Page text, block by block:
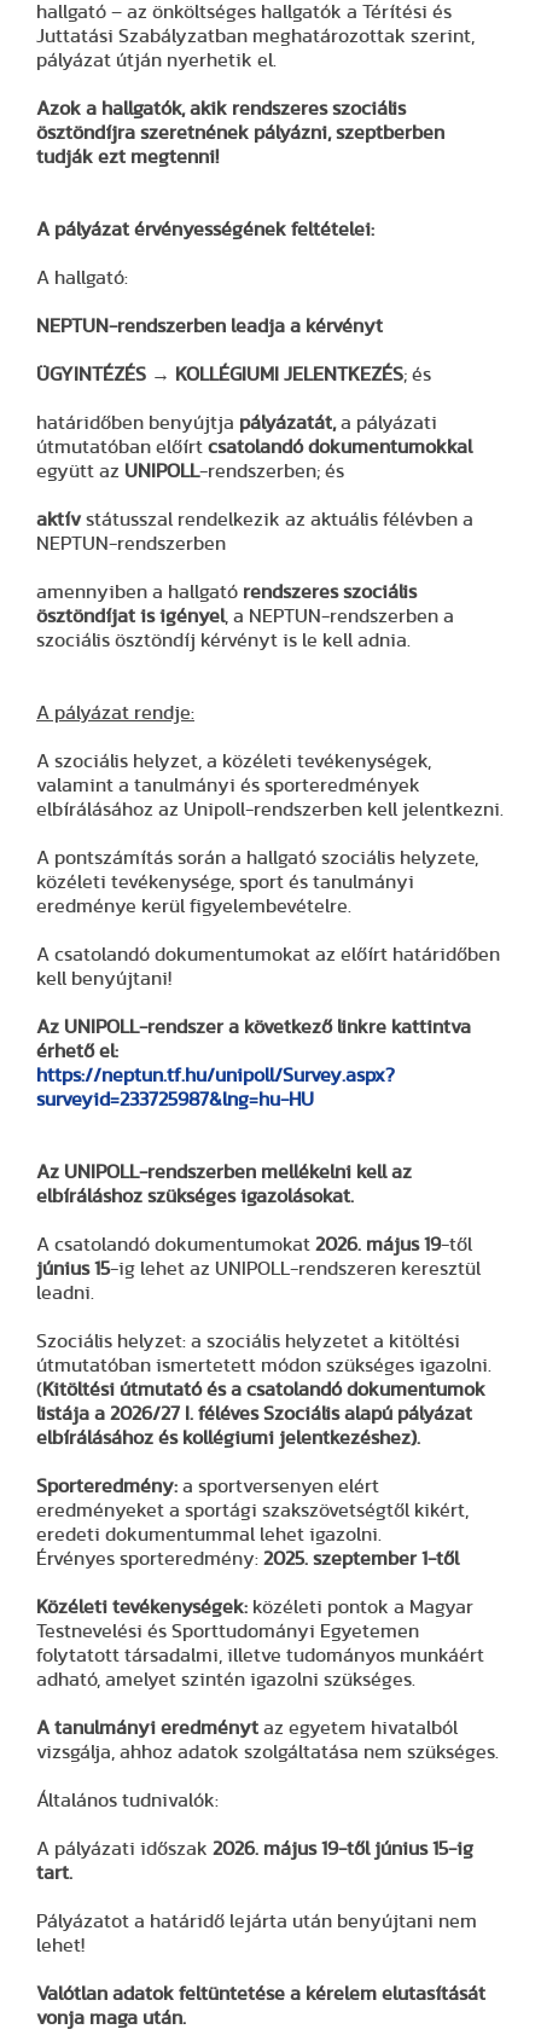
hallgató – az önköltséges hallgatók a Térítési és
Juttatási Szabályzatban meghatározottak szerint,
pályázat útján nyerhetik el.
Azok a hallgatók, akik rendszeres szociális
ösztöndíjra szeretnének pályázni, szeptberben
tudják ezt megtenni!
A pályázat érvényességének feltételei:
A hallgató:
NEPTUN-rendszerben leadja a kérvényt
ÜGYINTÉZÉS → KOLLÉGIUMI JELENTKEZÉS; és
határidőben benyújtja pályázatát,a pályázati
útmutatóban előírt csatolandó dokumentumokkal
együtt az UNIPOLL-rendszerben; és
aktívstátusszal rendelkezik az aktuális félévben a
NEPTUN-rendszerben
amennyiben a hallgató rendszeres szociális
ösztöndíjat is igényel, a NEPTUN-rendszerben a
szociális ösztöndíj kérvényt is le kell adnia.
A pályázat rendje:
A szociális helyzet, a közéleti tevékenységek,
valamint a tanulmányi és sporteredmények
elbírálásához az Unipoll-rendszerben kell jelentkezni.
A pontszámítás során a hallgató szociális helyzete,
közéleti tevékenysége, sport és tanulmányi
eredménye kerül figyelembevételre.
A csatolandó dokumentumokat az előírt határidőben
kell benyújtani!
Az UNIPOLL-rendszer a következő linkre kattintva
érhető el:
https://neptun.tf.hu/unipoll/Survey.aspx?
surveyid=233725987&lng=hu-HU
Az UNIPOLL-rendszerben mellékelni kell az
elbíráláshoz szükséges igazolásokat.
A csatolandó dokumentumokat 2026. május 19-től
június 15-ig lehet az UNIPOLL-rendszeren keresztül
leadni.
Szociális helyzet: a szociális helyzetet a kitöltési
útmutatóban ismertetett módon szükséges igazolni.
(Kitöltési útmutató és a csatolandó dokumentumok
listája a 2026/27 I. féléves Szociális alapú pályázat
elbírálásához és kollégiumi jelentkezéshez).
Sporteredmény: a sportversenyen elért
eredményeket a sportági szakszövetségtől kikért,
eredeti dokumentummal lehet igazolni.
Érvényes sporteredmény: 2025. szeptember 1-től
Közéleti tevékenységek: közéleti pontok a Magyar
Testnevelési és Sporttudományi Egyetemen
folytatott társadalmi, illetve tudományos munkáért
adható, amelyet szintén igazolni szükséges.
A tanulmányi eredményt az egyetem hivatalból
vizsgálja, ahhoz adatok szolgáltatása nem szükséges.
Általános tudnivalók:
A pályázati időszak 2026. május 19-től június 15-ig
tart.
Pályázatot a határidő lejárta után benyújtani nem
lehet!
Valótlan adatok feltüntetése a kérelem elutasítását
vonja maga után.